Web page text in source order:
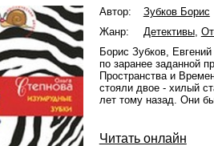
Автор:
Зубков Борис
Жанр:
Детективы,
Борис Зубков,
по заранее заданной
Пространства и
стояли двое - хилый
лет тому назад. Они
Читать онлайн